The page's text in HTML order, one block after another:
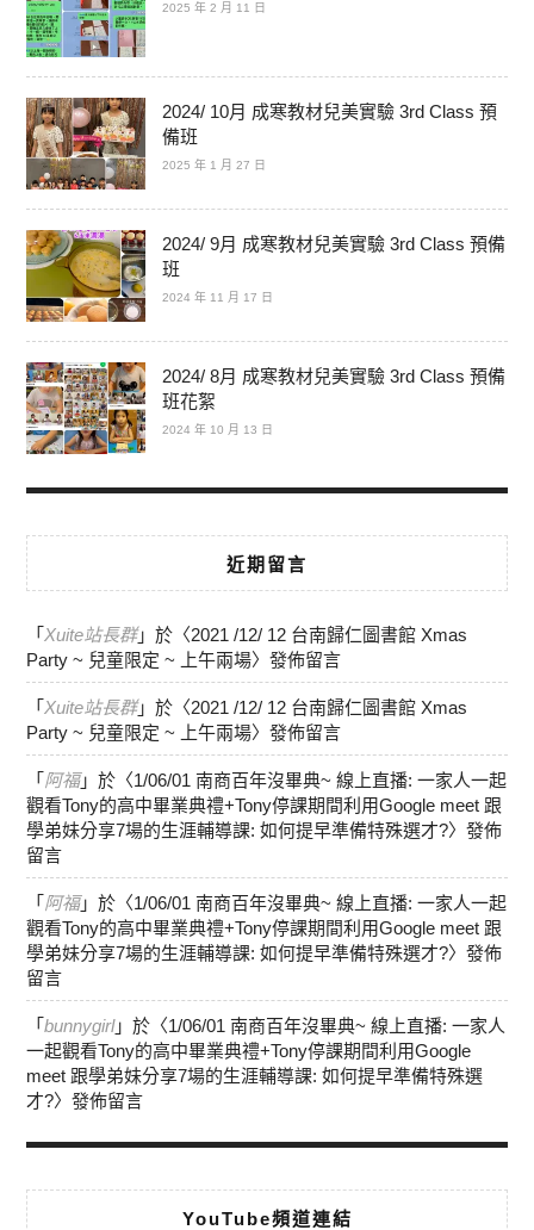
2025 年 2 月 11 日
2024/ 10月 成寒教材兒美實驗 3rd Class 預
備班
2025 年 1 月 27 日
2024/ 9月 成寒教材兒美實驗 3rd Class 預備
班
2024 年 11 月 17 日
2024/ 8月 成寒教材兒美實驗 3rd Class 預備
班花絮
2024 年 10 月 13 日
近期留言
「 Xuite站長群」於〈2021 /12/ 12 台南歸仁圖書館 Xmas
Party ~ 兒童限定 ~ 上午兩場〉發佈留言
「 Xuite站長群」於〈2021 /12/ 12 台南歸仁圖書館 Xmas
Party ~ 兒童限定 ~ 上午兩場〉發佈留言
「 阿福」於〈1/06/01 南商百年沒畢典~ 線上直播: 一家人一起
觀看Tony的高中畢業典禮+Tony停課期間利用Google meet 跟
學弟妹分享7場的生涯輔導課: 如何提早準備特殊選才?〉發佈
留言
「 阿福」於〈1/06/01 南商百年沒畢典~ 線上直播: 一家人一起
觀看Tony的高中畢業典禮+Tony停課期間利用Google meet 跟
學弟妹分享7場的生涯輔導課: 如何提早準備特殊選才?〉發佈
留言
「bunnygirl」於〈1/06/01 南商百年沒畢典~ 線上直播: 一家人
一起觀看Tony的高中畢業典禮+Tony停課期間利用Google
meet 跟學弟妹分享7場的生涯輔導課: 如何提早準備特殊選
才?〉發佈留言
YouTube頻道連結